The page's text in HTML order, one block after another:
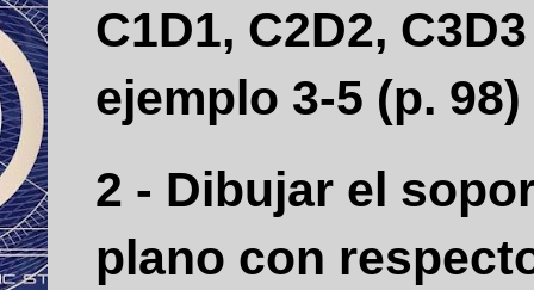
C1D1, C2D2,
ejemplo 3-5 (p.
2 - Dibujar el
plano con